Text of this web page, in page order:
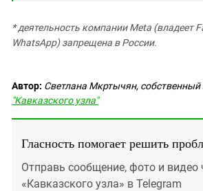
* деятельность компании Meta (владеет
WhatsApp) запрещена в России.
Автор: Светлана Мкртычян, собственный
"Кавказского узла"
Гласность помогает решить
Отправь сообщение, фото и видео
«Кавказского узла» в Telegram